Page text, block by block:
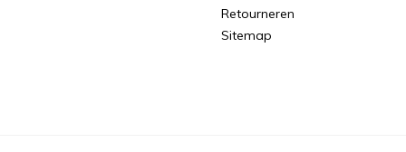
Retourneren
Sitemap